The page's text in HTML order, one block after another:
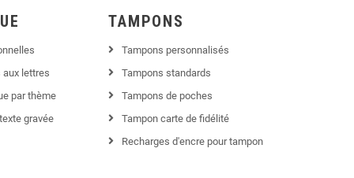
aux lettres
par thème
gravée
TAMPONS
Tampons personnalisés
Tampons standards
Tampons de poches
Tampon carte de fidélité
Recharges d'encre pour tampon